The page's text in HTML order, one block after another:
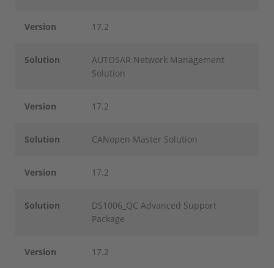
Version 17.2
Solution
AUTOSAR Network Management
Solution
Version 17.2
Solution CANopen Master Solution
Version 17.2
Solution
DS1006_QC Advanced Support
Package
Version 17.2